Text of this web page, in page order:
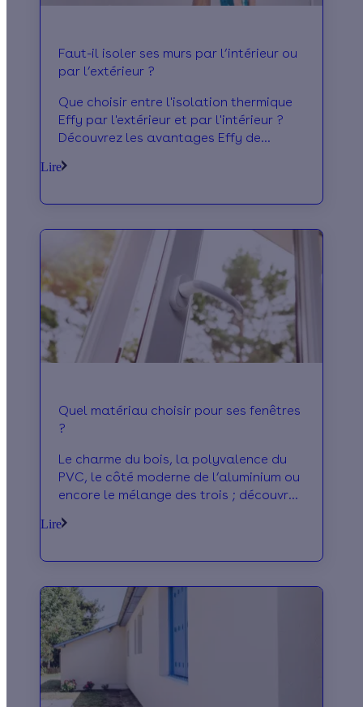
Faut-il isoler ses murs par l’intérieur ou
par l’extérieur ?
Que choisir entre l'isolation thermique
Effy par l'extérieur et par l'intérieur ?
Découvrez les avantages Effy de
choix.
Lire
Quel matériau choisir pour ses fenêtres
?
Le charme du bois, la polyvalence du
PVC, le côté moderne de l’aluminium ou
encore le mélange des trois ; découvrez
fenêtres en fonction de vos envies.
chaque matériau : effectuez le meilleur
choix pour vos fenêtres.
Lire